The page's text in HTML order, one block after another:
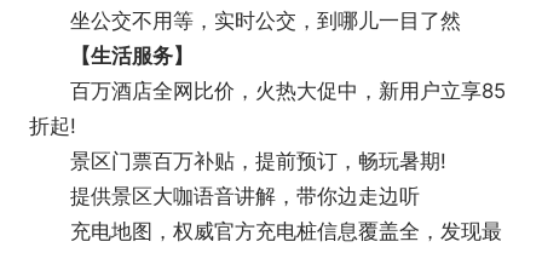
坐公交不用等，实时公交，到哪儿一目了然
【生活服务】
百万酒店全网比价，火热大促中，新用户立享85
折起!
景区门票百万补贴，提前预订，畅玩暑期!
提供景区大咖语音讲解，带你边走边听
充电地图，权威官方充电桩信息覆盖全，发现最